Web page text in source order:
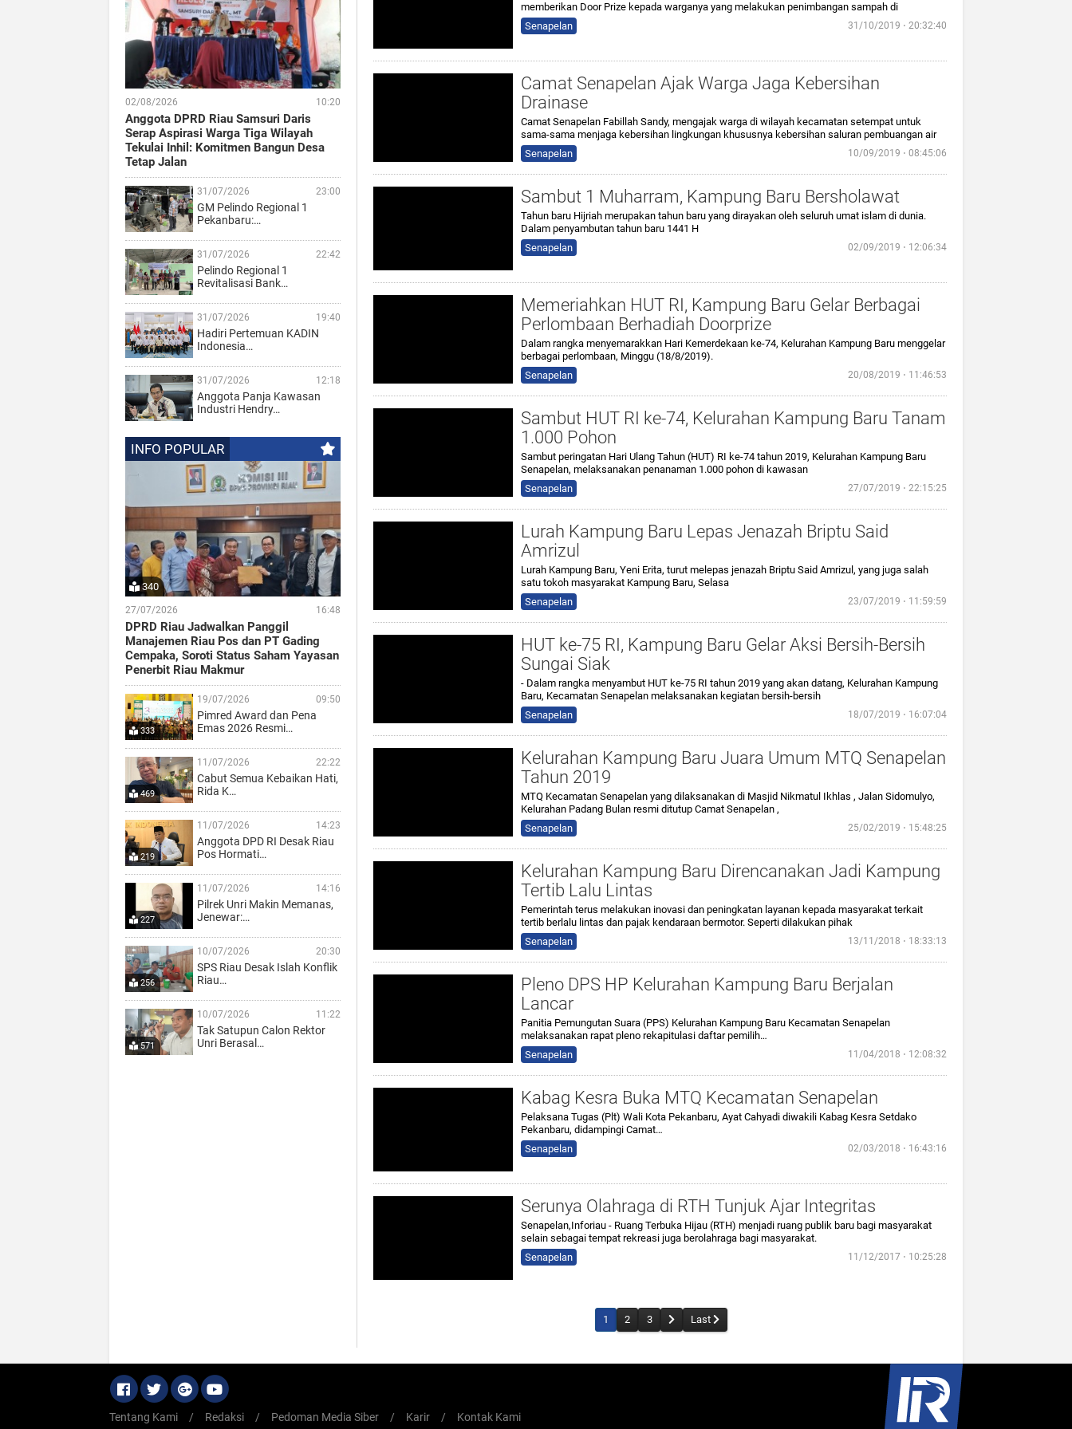
memberikan Door Prize kepada warganya yang melakukan penimbangan sampah di
Senapelan
31/10/2019 ⋅ 20:32:40
Camat Senapelan Ajak Warga Jaga Kebersihan
Drainase
Camat Senapelan Fabillah Sandy, mengajak warga di wilayah kecamatan setempat untuk
sama-sama menjaga kebersihan lingkungan khususnya kebersihan saluran pembuangan air
Senapelan
10/09/2019 ⋅ 08:45:06
Sambut 1 Muharram, Kampung Baru Bersholawat
Tahun baru Hijriah merupakan tahun baru yang dirayakan oleh seluruh umat islam di dunia.
Dalam penyambutan tahun baru 1441 H
Senapelan
02/09/2019 ⋅ 12:06:34
Memeriahkan HUT RI, Kampung Baru Gelar Berbagai
Perlombaan Berhadiah Doorprize
Dalam rangka menyemarakkan Hari Kemerdekaan ke-74, Kelurahan Kampung Baru menggelar
berbagai perlombaan, Minggu (18/8/2019).
Senapelan
20/08/2019 ⋅ 11:46:53
Sambut HUT RI ke-74, Kelurahan Kampung Baru Tanam
1.000 Pohon
Sambut peringatan Hari Ulang Tahun (HUT) RI ke-74 tahun 2019, Kelurahan Kampung Baru
Senapelan, melaksanakan penanaman 1.000 pohon di kawasan
Senapelan
27/07/2019 ⋅ 22:15:25
Lurah Kampung Baru Lepas Jenazah Briptu Said
Amrizul
Lurah Kampung Baru, Yeni Erita, turut melepas jenazah Briptu Said Amrizul, yang juga salah
satu tokoh masyarakat Kampung Baru, Selasa
Senapelan
23/07/2019 ⋅ 11:59:59
HUT ke-75 RI, Kampung Baru Gelar Aksi Bersih-Bersih
Sungai Siak
- Dalam rangka menyambut HUT ke-75 RI tahun 2019 yang akan datang, Kelurahan Kampung
Baru, Kecamatan Senapelan melaksanakan kegiatan bersih-bersih
Senapelan
18/07/2019 ⋅ 16:07:04
Kelurahan Kampung Baru Juara Umum MTQ Senapelan
Tahun 2019
MTQ Kecamatan Senapelan yang dilaksanakan di Masjid Nikmatul Ikhlas , Jalan Sidomulyo,
Kelurahan Padang Bulan resmi ditutup Camat Senapelan ,
Senapelan
25/02/2019 ⋅ 15:48:25
Kelurahan Kampung Baru Direncanakan Jadi Kampung
Tertib Lalu Lintas
Pemerintah terus melakukan inovasi dan peningkatan layanan kepada masyarakat terkait
tertib berlalu lintas dan pajak kendaraan bermotor. Seperti dilakukan pihak
Senapelan
13/11/2018 ⋅ 18:33:13
Pleno DPS HP Kelurahan Kampung Baru Berjalan
Lancar
Panitia Pemungutan Suara (PPS) Kelurahan Kampung Baru Kecamatan Senapelan
melaksanakan rapat pleno rekapitulasi daftar pemilih…
Senapelan
11/04/2018 ⋅ 12:08:32
Kabag Kesra Buka MTQ Kecamatan Senapelan
Pelaksana Tugas (Plt) Wali Kota Pekanbaru, Ayat Cahyadi diwakili Kabag Kesra Setdako
Pekanbaru, didampingi Camat…
Senapelan
02/03/2018 ⋅ 16:43:16
Serunya Olahraga di RTH Tunjuk Ajar Integritas
Senapelan,Inforiau - Ruang Terbuka Hijau (RTH) menjadi ruang publik baru bagi masyarakat
selain sebagai tempat rekreasi juga berolahraga bagi masyarakat.
Senapelan
11/12/2017 ⋅ 10:25:28
1 2 3 Last
02/08/2026 10:20
Anggota DPRD Riau Samsuri Daris
Serap Aspirasi Warga Tiga Wilayah
Tekulai Inhil: Komitmen Bangun Desa
Tetap Jalan
31/07/2026 23:00
GM Pelindo Regional 1
Pekanbaru:…
31/07/2026 22:42
Pelindo Regional 1
Revitalisasi Bank…
31/07/2026 19:40
Hadiri Pertemuan KADIN
Indonesia…
31/07/2026 12:18
Anggota Panja Kawasan
Industri Hendry…
INFO POPULAR
340
27/07/2026 16:48
DPRD Riau Jadwalkan Panggil
Manajemen Riau Pos dan PT Gading
Cempaka, Soroti Status Saham Yayasan
Penerbit Riau Makmur
333
19/07/2026 09:50
Pimred Award dan Pena
Emas 2026 Resmi…
469
11/07/2026 22:22
Cabut Semua Kebaikan Hati,
Rida K…
219
11/07/2026 14:23
Anggota DPD RI Desak Riau
Pos Hormati…
227
11/07/2026 14:16
Pilrek Unri Makin Memanas,
Jenewar:…
256
10/07/2026 20:30
SPS Riau Desak Islah Konflik
Riau…
571
10/07/2026 11:22
Tak Satupun Calon Rektor
Unri Berasal…
Tentang Kami / Redaksi / Pedoman Media Siber / Karir / Kontak Kami